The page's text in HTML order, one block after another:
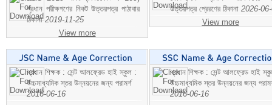
প্রধান পরীক্ষগণের নিকট উত্তরপত্র পাঠাবার
ঠিকানা2019-11-25
View more
উত্তরপত্র প্রেরণের ঠিকানা 2026-
View more
প্রধান শিক্ষক : সেন্ট আলফ্রেড হাই স্কুল :
উচ্চমাধ্যমিক স্তর উন্নয়নের জন্য পরামর্শ
2016-06-16
প্রধান শিক্ষক : সেন্ট আলফ্রেড হাই
উচ্চমাধ্যমিক স্তর উন্নয়নের জন্য
2016-06-16